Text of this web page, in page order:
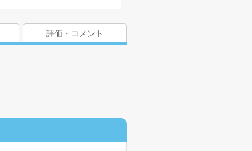
評価・コメント